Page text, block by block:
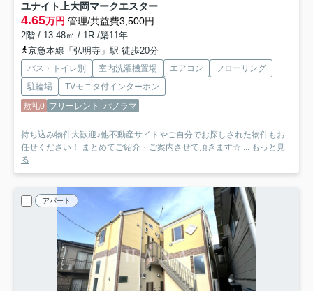
ユナイト上大岡マークエスター
4.65万円 管理/共益費3,500円
2階 / 13.48㎡ / 1R /築11年
京急本線「弘明寺」駅 徒歩20分
バス・トイレ別 室内洗濯機置場 エアコン
フローリング
駐輪場
TVモニタ付インターホン
敷礼0 フリーレント パノラマ
持ち込み物件大歓迎♪他不動産サイトやご自分でお探しされた物件もお
任せください！ まとめてご紹介・ご案内させて頂きます☆ ... もっと見
る
アパート